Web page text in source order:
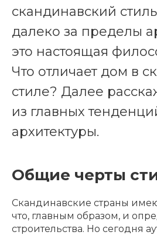
скандинавский
далеко за пределы
это настоящая
Что отличает дом в
стиле? Далее
из главных
архитектуры.
Общие черты
Скандинавские страны
что, главным образом, и
строительства. Но сегодня